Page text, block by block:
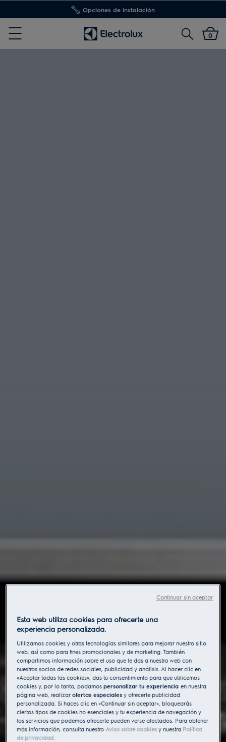
Opciones de instalación
Menu
Buscar 0
Esta web utiliza cookies para ofrecerte una
experiencia personalizada.
Utilizamos cookies y otras tecnologías similares para mejorar nuestro sitio
web, así como para fines promocionales y de marketing. También
compartimos información sobre el uso que le das a nuestra web con
nuestros socios de redes sociales, publicidad y análisis. Al hacer clic en
«Aceptar todas las cookies», das tu consentimiento para que utilicemos
cookies y, por lo tanto, podamospersonalizar tu experienciaen nuestra
página web, realizarofertas especiales y ofrecerte publicidad
personalizada. Si haces clic en «Continuar sin aceptar», bloquearás
ciertos tipos de cookies no esenciales y tu experiencia de navegación y
los servicios que podemos ofrecerte pueden verse afectados. Para obtener
más información, consulta nuestro Aviso sobre cookies y nuestra Política
de privacidad.
Continuar sin aceptar